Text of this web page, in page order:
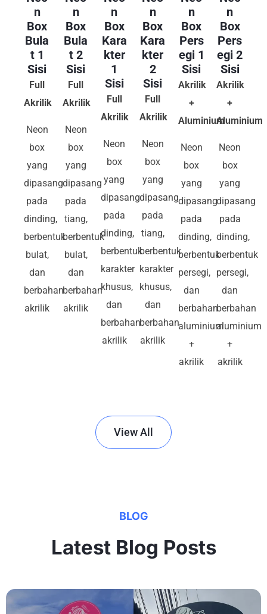
N
Box
Bula
T 1
Sisi
Full
Akrilik
Neon
box
yang
dipasang
pada
dinding,
berbentuk
bulat,
dan
berbahan
akrilik
N
Box
Bula
T 2
Sisi
Full
Akrilik
Neon
box
yang
dipasang
pada
tiang,
berbentuk
bulat,
dan
berbahan
akrilik
N
Box
Kara
Kter
1
Sisi
Full
Akrilik
Neon
box
yang
dipasang
pada
dinding,
berbentuk
karakter
khusus,
dan
berbahan
akrilik
N
Box
Kara
Kter
2
Sisi
Full
Akrilik
Neon
box
yang
dipasang
pada
tiang,
berbentuk
karakter
khusus,
dan
berbahan
akrilik
N
Box
Pers
Egi 1
Sisi
Akrilik
+
Aluminium
Neon
box
yang
dipasang
pada
dinding,
berbentuk
persegi,
dan
berbahan
aluminium
+
akrilik
N
Box
Pers
Egi 2
Sisi
Akrilik
+
Aluminium
Neon
box
yang
dipasang
pada
dinding,
berbentuk
persegi,
dan
berbahan
aluminium
+
akrilik
View All
BLOG
Latest Blog Posts